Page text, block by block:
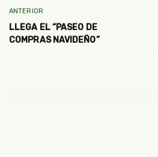
ANTERIOR
LLEGA EL “PASEO DE
COMPRAS NAVIDEÑO”